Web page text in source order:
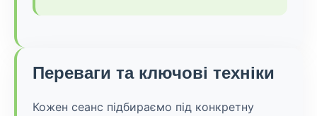
Переваги та ключові техніки
Кожен сеанс підбираємо під конкретну